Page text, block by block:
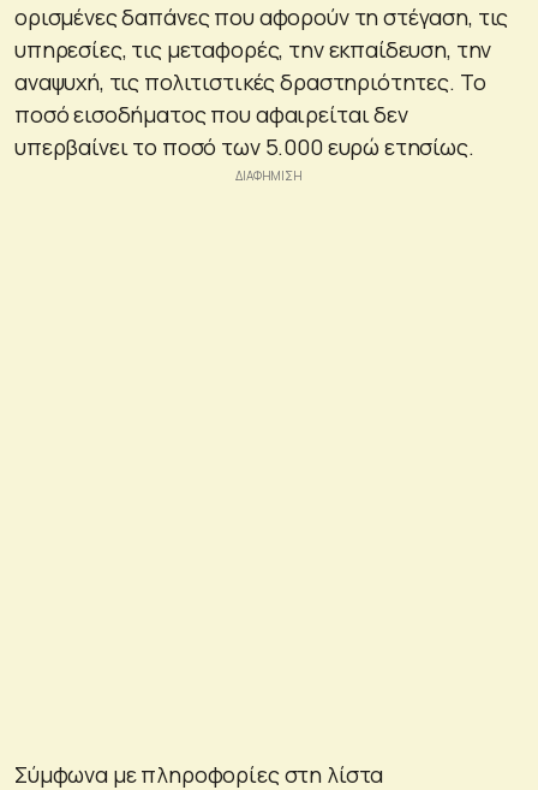
ορισμένες δαπάνες που αφορούν τη στέγαση, τις
υπηρεσίες, τις μεταφορές, την εκπαίδευση, την
αναψυχή, τις πολιτιστικές δραστηριότητες. Το
ποσό εισοδήματος που αφαιρείται δεν
υπερβαίνει το ποσό των 5.000 ευρώ ετησίως.
Σύμφωνα με πληροφορίες στη λίστα